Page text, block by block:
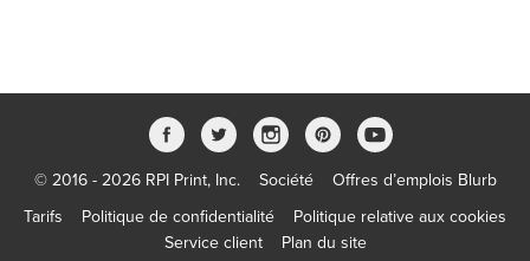
© 2016 - 2026 RPI Print, Inc. Société
Offres d’emplois Blurb
Tarifs
Politique de confidentialité
Politique relative aux cookies
Service client
Plan du site